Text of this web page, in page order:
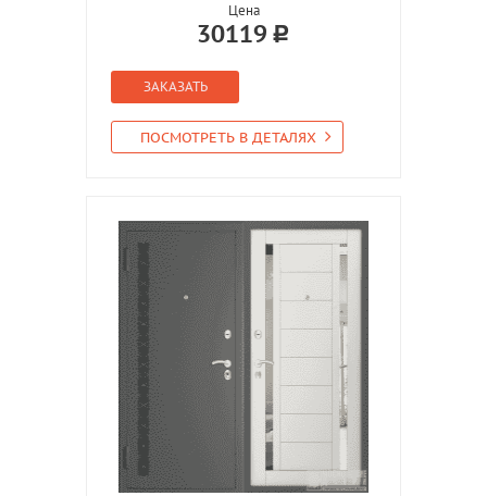
Цена
30119
ЗАКАЗАТЬ
ПОСМОТРЕТЬ В ДЕТАЛЯХ